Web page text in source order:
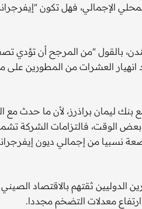
يمثل نحو 30 في المائة من الناتج المحلي الإجمالي، فهل
بالقول "من المرجح أن تؤدي
العشرات من المطورين على
ليمان براذرز، لأن ما حدث مع
الوقت، فالتزامات الشركة
نسبيا من إجمالي ديون
ثقتهم بالاقتصاد
معدلات التضخم مجددا.